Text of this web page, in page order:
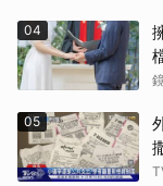
04
05